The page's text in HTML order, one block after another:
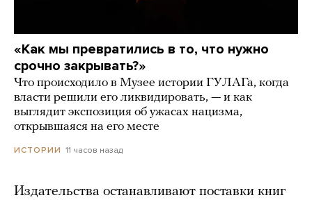
«Как мы превратились в то, что нужно
срочно закрывать?»
Что происходило в Музее истории ГУЛАГа, когда
власти решили его ликвидировать, — и как
выглядит экспозиция об ужасах нацизма,
открывшаяся на его месте
ИСТОРИИ 11 часов назад
Издательства останавливают поставки книг